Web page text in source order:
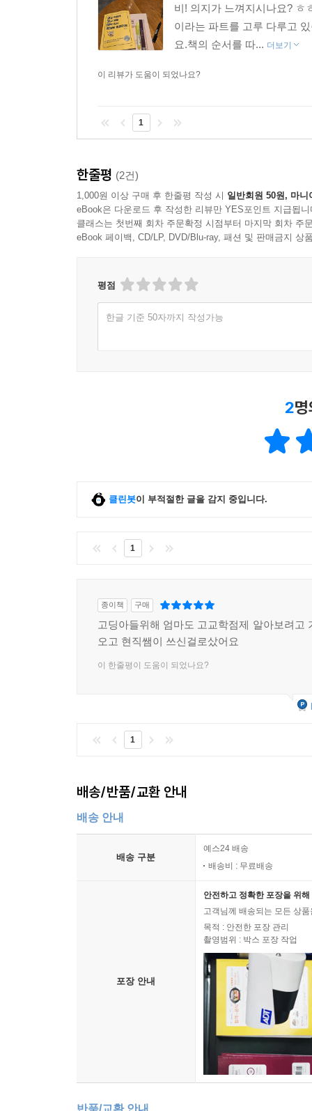
대입제도
대학 입학 전형에는 어떤 것이 있나? - 208
대입 전형별 모집인원의 주요 특징은? - 210
주요 대학의 전형별 평가요소 및 비율은? - 215
수시_학생부 위주 종합 전형이란? - 218
수시_학생부 위주 교과 전형이란? - 228
수시_논술 전형은 어떻게 준비하나? - 232
2026학년도 대학입학전형 주요일정 - 246
2027학년도 대학입학전형 주요일정 - 248
2026학년도, 2027학년도 수능/2028학년도 대입제
2022 개정 고등학교 교육과정 과목 안내 - 272
비! 의지가 느껴지시나요? ㅎ
이라는 파트를 고루 다루고
요.책의 순서를 따... 더보기
이 리뷰가 도움이 되었나요?
1
한줄평 (2건)
1,000원 이상 구매 후 한줄평 작성 시 일반회원 50원, 마니
eBook은 다운로드 후 작성한 리뷰만 YES포인트 지급됩니
클래스는 첫번째 회차 주문확정 시점부터 마지막 회차 주
eBook 페이백, CD/LP, DVD/Blu-ray, 패션 및 판매금지 상
평점
한글 기준 50자까지 작성가능
2
클린봇이 부적절한 글을 감지 중입니다.
1
종이책 구매
고딩아들위해 엄마도 고교학점제 알아보려고
오고 현직쌤이 쓰신걸로샀어요
이 한줄평이 도움이 되었나요?
1
배송/반품/교환 안내
배송 안내
배송 구분
예스24 배송
배송비 : 무료배송
포장 안내
안전하고 정확한 포장을 위
고객님께 배송되는 모든 상
목적 : 안전한 포장 관리
촬영범위 : 박스 포장 작업